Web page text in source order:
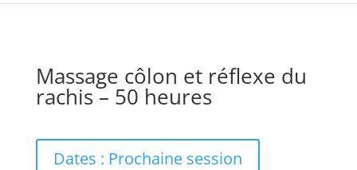
Massage côlon et réflexe du
rachis – 50 heures
Dates : Prochaine session